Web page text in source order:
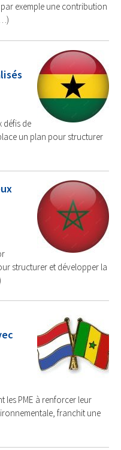
exemple une contribution
défis de
un plan pour structurer
structurer et développer la
les PME à renforcer leur
franchit une